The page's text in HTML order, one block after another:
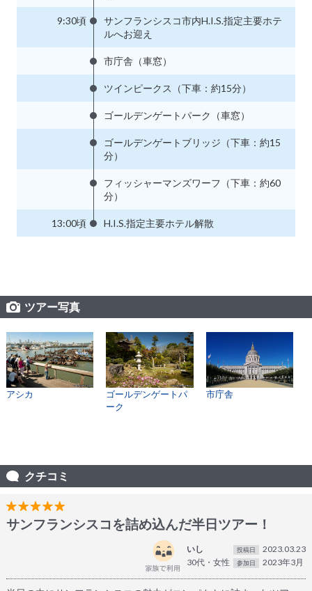
9:30頃
サンフランシスコ市内H.I.S.指定主要ホテ
ルへお迎え
市庁舎（車窓）
ツインピークス（下車：約15分）
ゴールデンゲートパーク（車窓）
ゴールデンゲートブリッジ（下車：約15
分）
フィッシャーマンズワーフ（下車：約60
分）
13:00頃 H.I.S.指定主要ホテル解散
ツアー写真
アシカ
ゴールデンゲートパ
ーク
市庁舎
クチコミ
サンフランシスコを詰め込んだ半日ツアー！
いし
30代・女性
投稿日 2023.03.23
参加日 2023年3月